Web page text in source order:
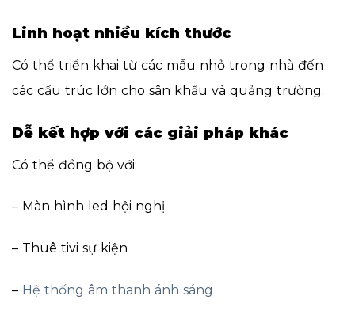
Linh hoạt nhiều kích thước
Có thể triển khai từ các mẫu nhỏ trong nhà đến
các cấu trúc lớn cho sân khấu và quảng trường.
Dễ kết hợp với các giải pháp khác
Có thể đồng bộ với:
– Màn hình led hội nghị
– Thuê tivi sự kiện
– Hệ thống âm thanh ánh sáng